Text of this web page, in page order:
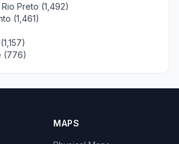
Preto (1,492)
(1,461)
(776)
MAPS